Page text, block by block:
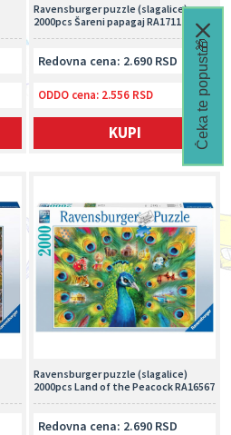
Ravensburger puzzle (slagalice) -
2000pcs Šareni papagaj RA17111
Redovna cena: 2.690 RSD
ODDO cena: 2.556 RSD
KUPI
Ravensburger puzzle (slagalice)
2000pcs Land of the Peacock RA16567
Redovna cena: 2.690 RSD
Čeka te popust🎁